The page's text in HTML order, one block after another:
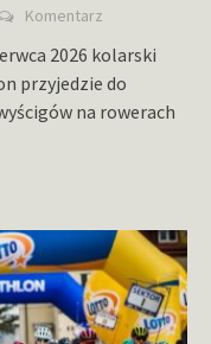
Komentarz
2026 kolarski
przyjedzie do
na rowerach